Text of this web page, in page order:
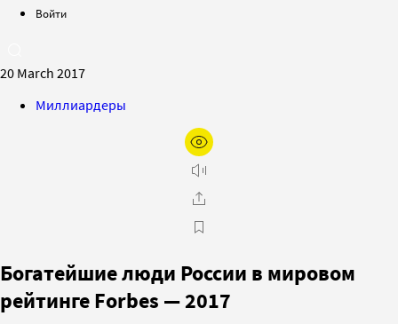
Войти
20 March 2017
Миллиардеры
Богатейшие люди России в мировом
рейтинге Forbes — 2017